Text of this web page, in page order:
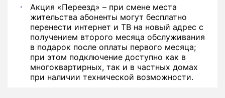
Акция «Переезд» – при смене места
жительства абоненты могут бесплатно
перенести интернет и ТВ на новый адрес с
получением второго месяца обслуживания
в подарок после оплаты первого месяца;
при этом подключение доступно как в
многоквартирных, так и в частных домах
при наличии технической возможности.